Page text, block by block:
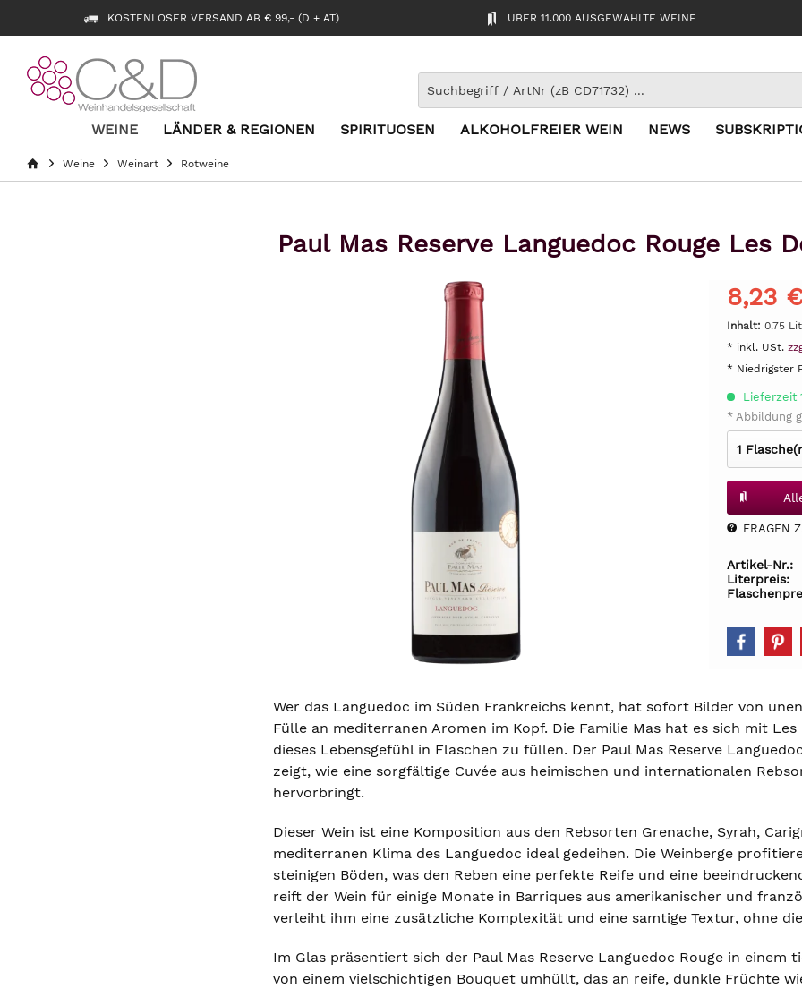
KOSTENLOSER VERSAND AB € 99,- (D + AT) ÜBER 11.000 AUSGEWÄHLTE WEINE
WEINE LÄNDER & REGIONEN SPIRITUOSEN ALKOHOLFREIER WEIN NEWS
Weine Weinart Rotweine
Paul Mas Reserve Languedoc Rouge Les
8,23
Inhalt: 0.75
* inkl. USt.
* Niedrigster
Lieferzeit
* Abbildung
FRAGEN
Artikel-Nr.:
Literpreis:
Wer das Languedoc im Süden Frankreichs kennt, hat sofort Bilder von
Fülle an mediterranen Aromen im Kopf. Die Familie Mas hat es sich mit
dieses Lebensgefühl in Flaschen zu füllen. Der Paul Mas Reserve
zeigt, wie eine sorgfältige Cuvée aus heimischen und internationalen
hervorbringt.
Dieser Wein ist eine Komposition aus den Rebsorten Grenache, Syrah,
mediterranen Klima des Languedoc ideal gedeihen. Die Weinberge
steinigen Böden, was den Reben eine perfekte Reife und eine
reift der Wein für einige Monate in Barriques aus amerikanischer und
verleiht ihm eine zusätzliche Komplexität und eine samtige Textur, ohne
Im Glas präsentiert sich der Paul Mas Reserve Languedoc Rouge in
von einem vielschichtigen Bouquet umhüllt, das an reife, dunkle Früchte